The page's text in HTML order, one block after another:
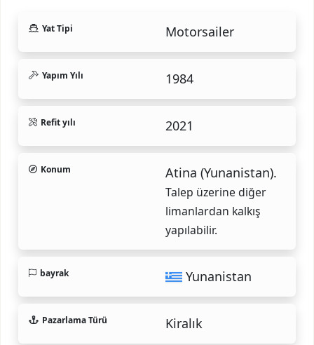
Yat Tipi Motorsailer
Yapım Yılı 1984
Refit yılı 2021
Konum Atina (Yunanistan).
Talep üzerine diğer
limanlardan kalkış
yapılabilir.
bayrak Yunanistan
Pazarlama Türü Kiralık